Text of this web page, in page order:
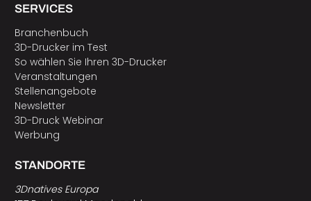
SERVICES
Branchenbuch
3D-Drucker im Test
So wählen Sie Ihren 3D-Drucker
Veranstaltungen
Stellenangebote
Newsletter
3D-Druck Webinar
Werbung
STANDORTE
3Dnatives Europa